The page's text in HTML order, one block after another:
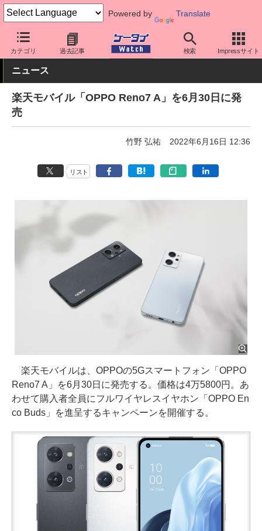
Powered by Translate
カテゴリ 過去記事 検索 Impressサイト
ケータイ Watch キャリア 楽天 スマホ・ケータイ
ニュース
楽天モバイル「OPPO Reno7 A」を6月30日に発
売
竹野 弘祐 2022年6月16日 12:36
リスト
楽天モバイルは、OPPOの5Gスマートフォン「OPPO
Reno7 A」を6月30日に発売する。価格は4万5800円。あ
わせて購入者全員にフルワイヤレスイヤホン「OPPO En
co Buds」を進呈するキャンペーンを開催する。